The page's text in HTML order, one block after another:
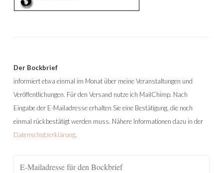
Der Bockbrief
informiert etwa einmal im Monat über meine Veranstaltungen und
Veröffentlichungen. Für den Versand nutze ich MailChimp. Nach
Eingabe der E-Mailadresse erhalten Sie eine Bestätigung, die noch
einmal rückbestätigt werden muss. Nähere Informationen dazu in der
Datenschutzerklärung.